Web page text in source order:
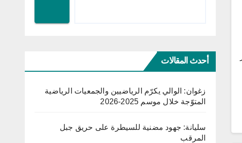
أحدث المقالات
زغوان: الوالي يكرّم الرياضيين والجمعيات الرياضية
المتوّجة خلال موسم 2025-2026
سليانة: جهود مضنية للسيطرة على حريق جبل
المرقب